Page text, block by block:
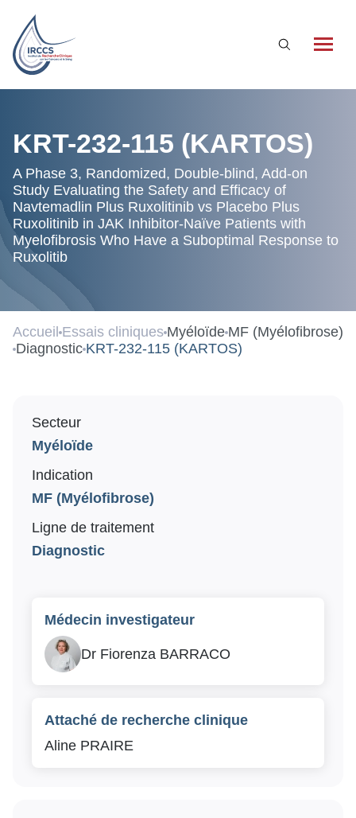
L'association
Nos partenaires
La recherche clinique à l’IRCCS
Nos actualités
KRT-232-115 (KARTOS)
A Phase 3, Randomized, Double-blind, Add-on
Study Evaluating the Safety and Efficacy of
Navtemadlin Plus Ruxolitinib vs Placebo Plus
Ruxolitinib in JAK Inhibitor-Naïve Patients with
Myelofibrosis Who Have a Suboptimal Response to
Ruxolitib
Accueil Essais cliniques Myéloïde MF (Myélofibrose)
Diagnostic KRT-232-115 (KARTOS)
Secteur
Myéloïde
Indication
MF (Myélofibrose)
Ligne de traitement
Diagnostic
Médecin investigateur
Dr Fiorenza BARRACO
Attaché de recherche clinique
Aline PRAIRE